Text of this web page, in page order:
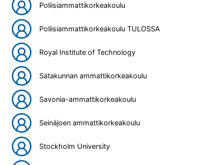
Poliisiammattikorkeakoulu
Poliisiammattikorkeakoulu TULOSSA
Royal Institute of Technology
Satakunnan ammattikorkeakoulu
Savonia-ammattikorkeakoulu
Seinäjoen ammattikorkeakoulu
Stockholm University